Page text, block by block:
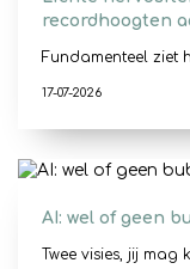
recordhoogten
Fundamenteel ziet
17-07-2026
AI: wel of geen
Twee visies, jij mag